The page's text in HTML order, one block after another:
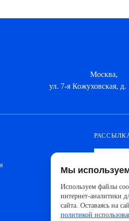
Москва,
ул. 7-я Кожуховская, д.
новинок от
новостей
Мы
Используем файлы
интернет-аналитики
сайта. Оставаясь на
политикой